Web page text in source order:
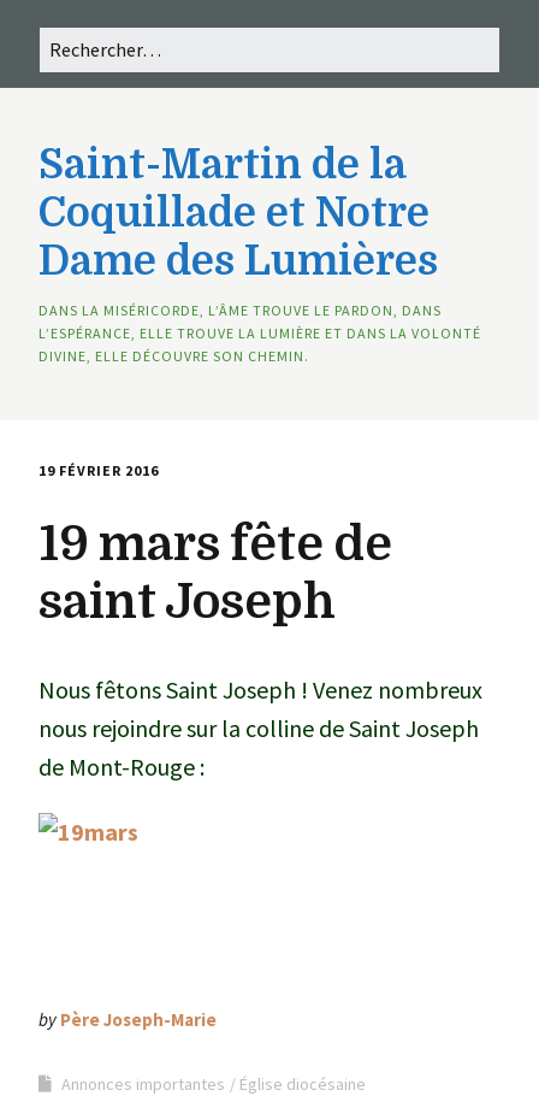
Saint-Martin de la
Coquillade et Notre
Dame des Lumières
DANS LA MISÉRICORDE, L’ÂME TROUVE LE PARDON, DANS
L’ESPÉRANCE, ELLE TROUVE LA LUMIÈRE ET DANS LA VOLONTÉ
DIVINE, ELLE DÉCOUVRE SON CHEMIN.
19 FÉVRIER 2016
19 mars fête de
saint Joseph
Nous fêtons Saint Joseph ! Venez nombreux
nous rejoindre sur la colline de Saint Joseph
de Mont-Rouge :
by Père Joseph-Marie
Annonces importantes Église diocésaine